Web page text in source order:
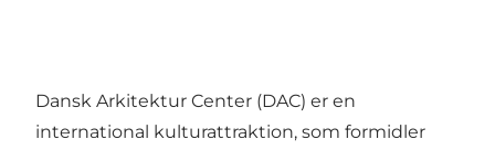
Dansk Arkitektur Center (DAC) er en
international kulturattraktion, som formidler